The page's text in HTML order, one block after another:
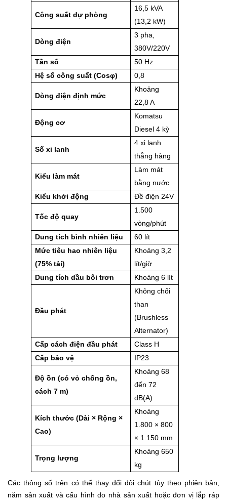
Công suất dự phòng
16,5 kVA
(13,2 kW)
Dòng điện
3 pha,
380V/220V
Tần số
50 Hz
Hệ số công suất (Cosφ)
0,8
Dòng điện định mức
Khoảng
22,8 A
Động cơ
Komatsu
Diesel 4 kỳ
Số xi lanh
4 xi lanh
thẳng hàng
Kiểu làm mát
Làm mát
bằng nước
Kiểu khởi động
Đề điện 24V
Tốc độ quay
1.500
vòng/phút
Dung tích bình nhiên liệu
60 lít
Mức tiêu hao nhiên liệu
(75% tải)
Khoảng 3,2
lít/giờ
Dung tích dầu bôi trơn
Khoảng 6 lít
Đầu phát
Không chổi
than
(Brushless
Alternator)
Cấp cách điện đầu phát
Class H
Cấp bảo vệ
IP23
Độ ồn (có vỏ chống ồn,
cách 7 m)
Khoảng 68
đến 72
dB(A)
Kích thước (Dài × Rộng ×
Cao)
Khoảng
1.800 × 800
× 1.150 mm
Trọng lượng
Khoảng 650
kg
Các thông số trên có thể thay đổi đôi chút tùy theo phiên bản,
năm sản xuất và cấu hình do nhà sản xuất hoặc đơn vị lắp ráp